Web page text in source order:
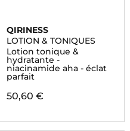
QIRINESS
LOTION & TONIQUES
Lotion tonique &
hydratante -
niacinamide aha - éclat
parfait
50,60 €